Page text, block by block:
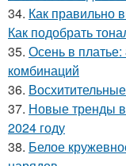
34. Как правильно
Как подобрать
35. Осень в
комбинаций
36.
37. Новые тренды в
2024 году
38. Белое